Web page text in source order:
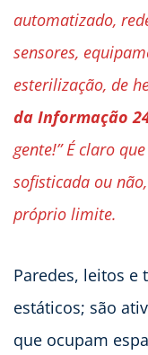
automatizado,
sensores,
esterilização, de
da Informação
gente!” É claro
sofisticada ou
próprio limite.
Paredes, leitos
estáticos; são
que ocupam